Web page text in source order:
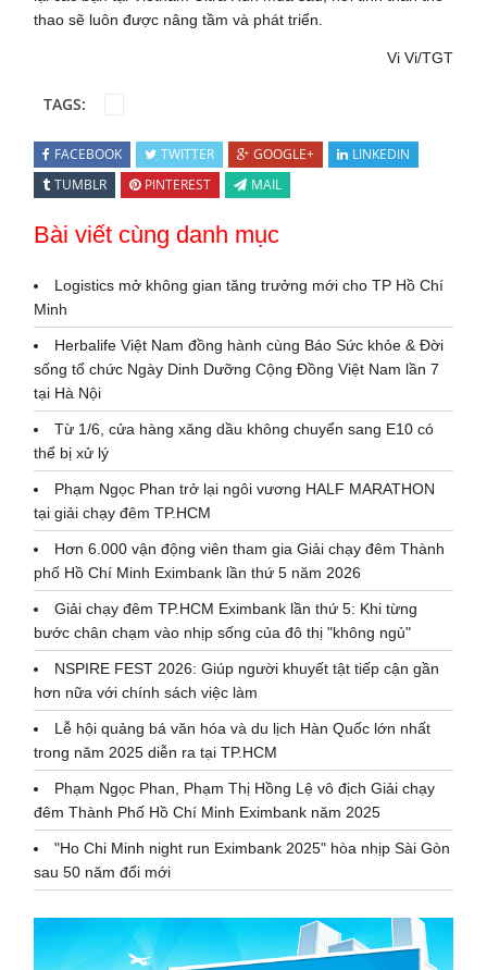
thao sẽ luôn được nâng tầm và phát triển.
Vi Vi/TGT
TAGS:
FACEBOOK TWITTER GOOGLE+
LINKEDIN
TUMBLR
PINTEREST MAIL
Bài viết cùng danh mục
Logistics mở không gian tăng trưởng mới cho TP Hồ Chí
Minh
Herbalife Việt Nam đồng hành cùng Báo Sức khỏe & Đời
sống tổ chức Ngày Dinh Dưỡng Cộng Đồng Việt Nam lần 7
tại Hà Nội
Từ 1/6, cửa hàng xăng dầu không chuyển sang E10 có
thể bị xử lý
Phạm Ngọc Phan trở lại ngôi vương HALF MARATHON
tại giải chạy đêm TP.HCM
Hơn 6.000 vận động viên tham gia Giải chạy đêm Thành
phố Hồ Chí Minh Eximbank lần thứ 5 năm 2026
Giải chạy đêm TP.HCM Eximbank lần thứ 5: Khi từng
bước chân chạm vào nhịp sống của đô thị "không ngủ"
NSPIRE FEST 2026: Giúp người khuyết tật tiếp cận gần
hơn nữa với chính sách việc làm
Lễ hội quảng bá văn hóa và du lịch Hàn Quốc lớn nhất
trong năm 2025 diễn ra tại TP.HCM
Phạm Ngọc Phan, Phạm Thị Hồng Lệ vô địch Giải chạy
đêm Thành Phố Hồ Chí Minh Eximbank năm 2025
"Ho Chi Minh night run Eximbank 2025" hòa nhịp Sài Gòn
sau 50 năm đổi mới